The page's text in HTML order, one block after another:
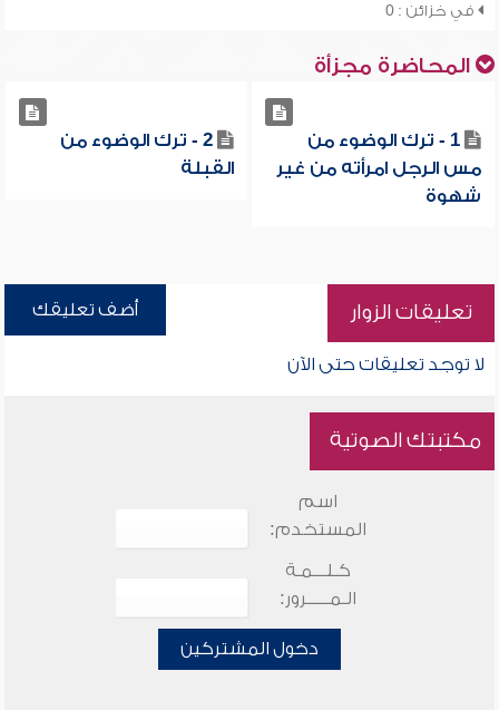
في خزائن : 0
المحاضرة مجزأة
1 - ترك الوضوء من
مس الرجل امرأته من غير
شهوة
2 - ترك الوضوء من
القبلة
تعليقات الزوار أضف تعليقك
لا توجد تعليقات حتى الآن
مكتبتك الصوتية
اسم
المستخدم:
كـلـــمـة
الـمـــــرور:
دخول المشتركين